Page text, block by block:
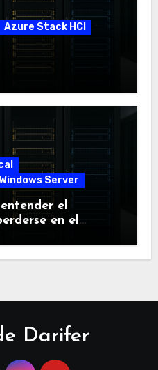
Azure Stack HCI
Windows Server
el
en el
Darifer